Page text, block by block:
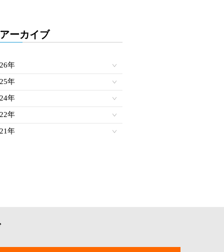
ーカイブ
年
年
年
年
年